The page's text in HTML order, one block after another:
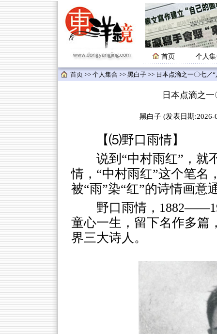
首页 个人
首页 >> 个人集合 >> 黑白子 >> 日本点滴之一〇七／
日本点滴之
黑白子 (发表日期:2026-
【⑸野口雨情】
说到“中村雨红”，
情，“中村雨红”这个笔名
被“雨”染“红”的诗情画意
野口雨情，
童心一生，留下名作多篇
界三大诗人。